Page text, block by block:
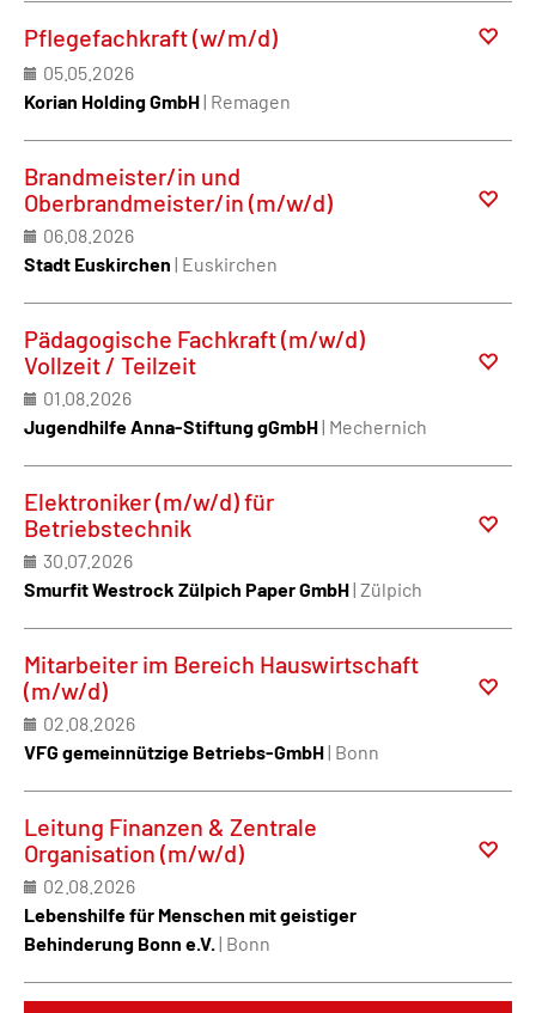
Pflegefachkraft (w/m/d)
05.05.2026
Korian Holding GmbH| Remagen
Brandmeister/in und
Oberbrandmeister/in (m/w/d)
06.08.2026
Stadt Euskirchen | Euskirchen
Pädagogische Fachkraft (m/w/d)
Vollzeit / Teilzeit
01.08.2026
Jugendhilfe Anna-Stiftung gGmbH| Mechernich
Elektroniker (m/w/d) für
Betriebstechnik
30.07.2026
Smurfit Westrock Zülpich Paper GmbH| Zülpich
Mitarbeiter im Bereich Hauswirtschaft
(m/w/d)
02.08.2026
VFG gemeinnützige Betriebs-GmbH| Bonn
Leitung Finanzen & Zentrale
Organisation (m/w/d)
02.08.2026
Lebenshilfe für Menschen mit geistiger
Behinderung Bonn e.V. | Bonn